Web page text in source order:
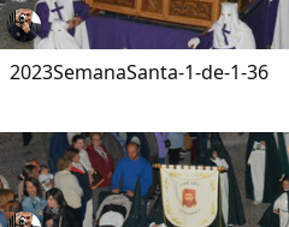
2023SemanaSanta-1-de-1-36